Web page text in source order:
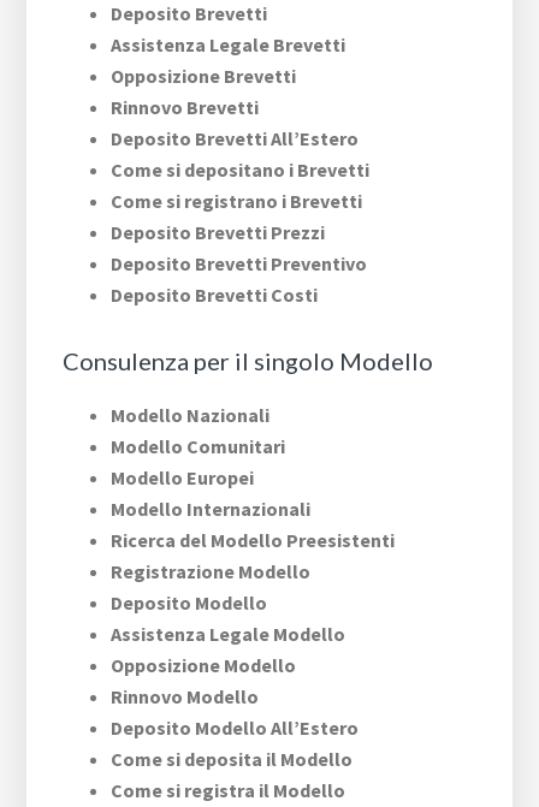
Deposito Brevetti
Assistenza Legale Brevetti
Opposizione Brevetti
Rinnovo Brevetti
Deposito Brevetti All’Estero
Come si depositano i Brevetti
Come si registrano i Brevetti
Deposito Brevetti Prezzi
Deposito Brevetti Preventivo
Deposito Brevetti Costi
Consulenza per il singolo Modello
Modello Nazionali
Modello Comunitari
Modello Europei
Modello Internazionali
Ricerca del Modello Preesistenti
Registrazione Modello
Deposito Modello
Assistenza Legale Modello
Opposizione Modello
Rinnovo Modello
Deposito Modello All’Estero
Come si deposita il Modello
Come si registra il Modello